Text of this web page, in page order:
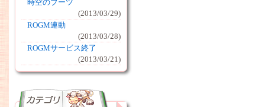
時空のブーツ
(2013/03/29)
ROGM連動
(2013/03/28)
ROGMサービス終了
(2013/03/21)